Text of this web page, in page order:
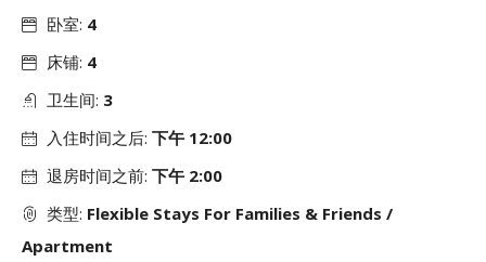
卧室: 4
床铺: 4
卫生间: 3
入住时间之后: 下午 12:00
退房时间之前: 下午 2:00
类型: Flexible Stays For Families & Friends /
Apartment